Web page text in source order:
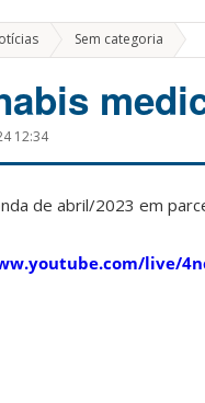
Sem categoria »
12:34
de abril/2023 em
live/